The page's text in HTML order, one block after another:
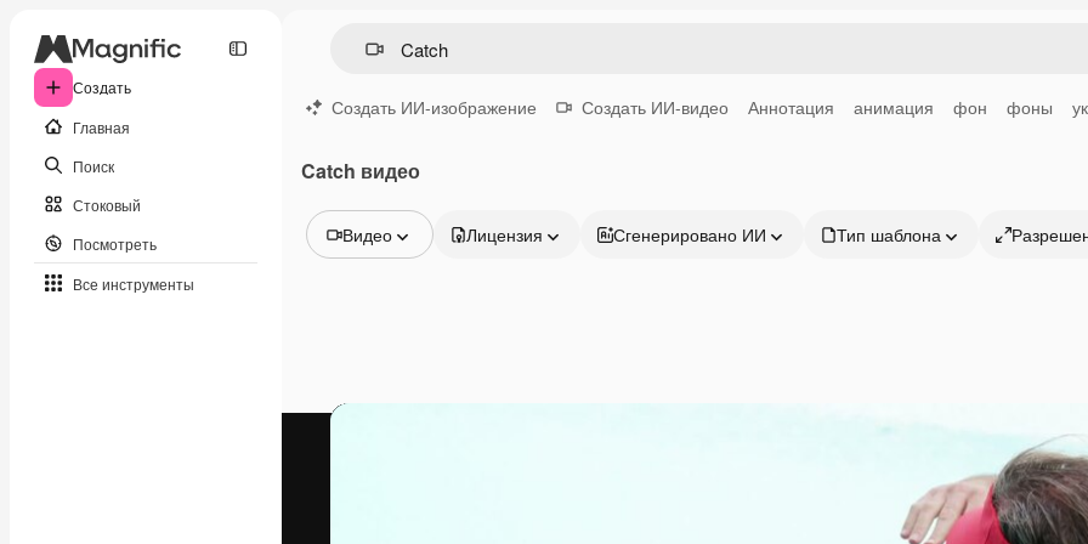
Создать
Главная
Поиск
Стоковый
Посмотреть
Все инструменты
Создать ИИ-изображение Создать ИИ-видео Аннотация анимация фон фоны
Catch видео
Видео
Видео
Лицензия Сгенерировано ИИ Тип шаблона
Начать